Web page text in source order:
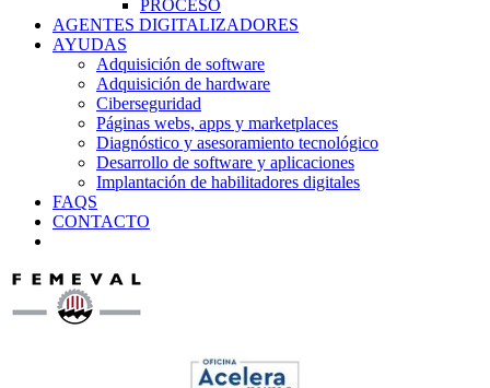
PROCESO
AGENTES DIGITALIZADORES
AYUDAS
Adquisición de software
Adquisición de hardware
Ciberseguridad
Páginas webs, apps y marketplaces
Diagnóstico y asesoramiento tecnológico
Desarrollo de software y aplicaciones
Implantación de habilitadores digitales
FAQS
CONTACTO